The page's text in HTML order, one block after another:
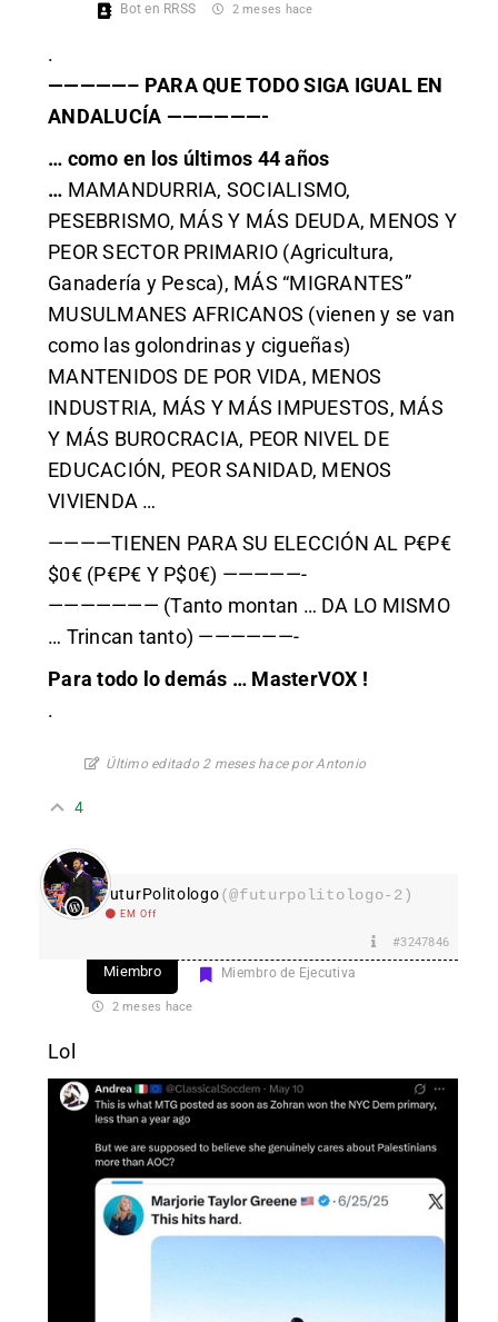
Bot en RRSS 2 meses hace
.
—————– PARA QUE TODO SIGA IGUAL EN
ANDALUCÍA ——————-
… como en los últimos 44 años
… MAMANDURRIA, SOCIALISMO,
PESEBRISMO, MÁS Y MÁS DEUDA, MENOS Y
PEOR SECTOR PRIMARIO (Agricultura,
Ganadería y Pesca), MÁS “MIGRANTES”
MUSULMANES AFRICANOS (vienen y se van
como las golondrinas y cigueñas)
MANTENIDOS DE POR VIDA, MENOS
INDUSTRIA, MÁS Y MÁS IMPUESTOS, MÁS
Y MÁS BUROCRACIA, PEOR NIVEL DE
EDUCACIÓN, PEOR SANIDAD, MENOS
VIVIENDA …
————TIENEN PARA SU ELECCIÓN AL P€P€
$0€ (P€P€ Y P$0€) —————-
——————— (Tanto montan … DA LO MISMO
… Trincan tanto) ——————-
Para todo lo demás … MasterVOX !
.
Último editado 2 meses hace por Antonio
4
FuturPolitologo(@futurpolitologo-2)
EM Off
#3247846
Miembro Miembro de Ejecutiva
2 meses hace
Lol